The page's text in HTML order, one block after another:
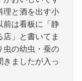
理と酒を出す小
前は看板に「静
」と書いてま
虫の幼虫・蚕の
きましたが入っ